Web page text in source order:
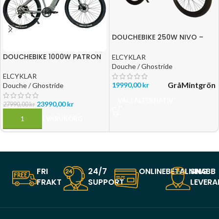
DOUCHEBIKE 1000W PATRON
ELCYKLAR
Douche / Ghostride
27990,00kr 23990,00kr
LÄGG TILL I VARUKORG
DOUCHEBIKE 250W NIVO –
ELCYKLAR
Douche / Ghostride
19990,00kr GråMintgrön
FRI
FRAKT
24/7
SUPPORT
ONLINEBETALNING
SNABB